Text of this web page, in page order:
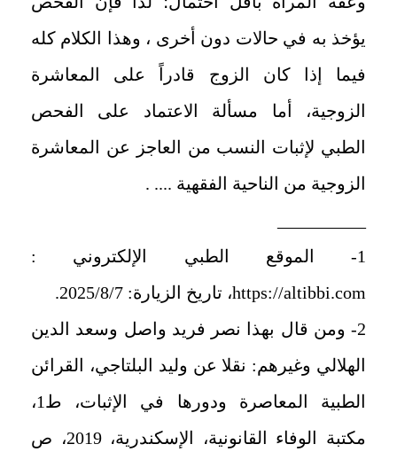
يؤخذ به في حالات دون أخرى ، وهذا الكلام كله
فيما إذا كان الزوج قادراً على المعاشرة
الزوجية، أما مسألة الاعتماد على الفحص
الطبي لإثبات النسب من العاجز عن المعاشرة
الزوجية من الناحية الفقهية .... .
1- الموقع الطبي الإلكتروني :
https://altibbi.com، تاريخ الزيارة: 2025/8/7.
2- ومن قال بهذا نصر فريد واصل وسعد الدين
الهلالي وغيرهم: نقلا عن وليد البلتاجي، القرائن
الطبية المعاصرة ودورها في الإثبات، ط1،
مكتبة الوفاء القانونية، الإسكندرية، 2019، ص